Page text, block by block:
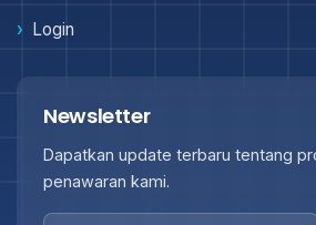
Login
Newsletter
Dapatkan update terbaru tentang
penawaran kami.